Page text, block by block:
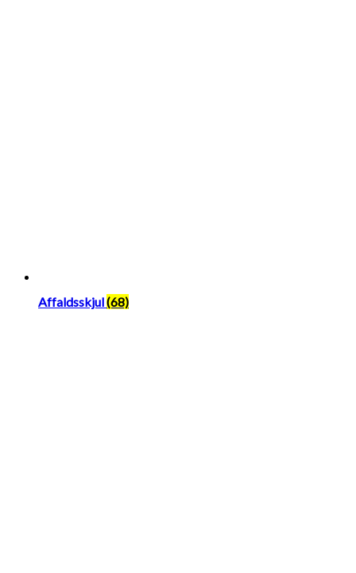
Affaldsskjul(68)